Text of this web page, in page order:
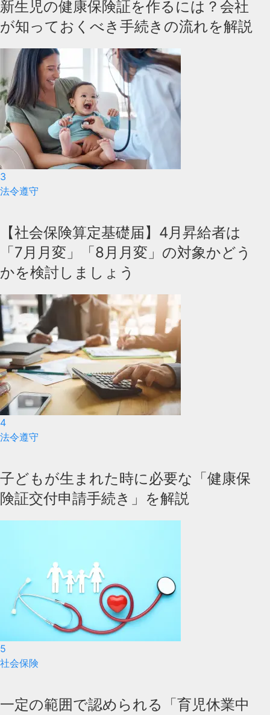
新生児の健康保険証を作るには？会社
が知っておくべき手続きの流れを解説
3
法令遵守
【社会保険算定基礎届】4月昇給者は
「7月月変」「8月月変」の対象かどう
かを検討しましょう
4
法令遵守
子どもが生まれた時に必要な「健康保
険証交付申請手続き」を解説
5
社会保険
一定の範囲で認められる「育児休業中